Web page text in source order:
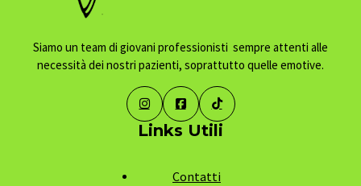
Siamo un team di giovani professionisti sempre attenti alle
necessità dei nostri pazienti, soprattutto quelle emotive.
Links Utili
Contatti